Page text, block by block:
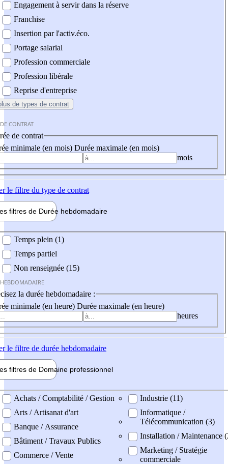
Engagement à servir dans la réserve
Franchise
Insertion par l'activ.éco.
Portage salarial
Profession commerciale
Profession libérale
Reprise d'entreprise
de types de contrat
CONTRAT
de contrat
minimale (en mois) Durée maximale (en mois)
mois
le filtre du type de contrat
filtres de Durée hebdomadaire
Temps plein (1)
Temps partiel
Non renseignée (15)
la durée hebdomadaire :
minimale (en heure) Durée maximale (en heure)
heures
le filtre de durée hebdomadaire
filtres de Domaine professionnel
professionel
Achats / Comptabilité / Gestion
Arts / Artisanat d'art
Banque / Assurance
Bâtiment / Travaux Publics
Commerce / Vente
Industrie (11)
Informatique /
Télécommunication (3)
Installation / Maintenance
Marketing / Stratégie
commerciale